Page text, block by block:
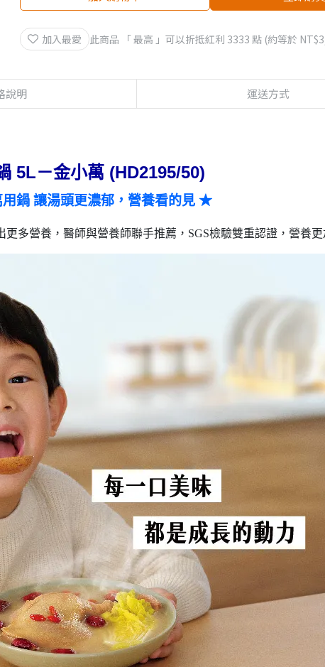
加入最愛 此商品 「 最高 」可以折抵紅利 3333 點 (約等於
說明 運送方式
5L－金小萬 (HD2195/50)
鍋 讓湯頭更濃郁，營養看的見 ★
多營養，醫師與營養師聯手推薦，SGS檢驗雙重認證，營養更